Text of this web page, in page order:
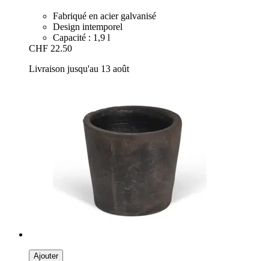
Fabriqué en acier galvanisé
Design intemporel
Capacité : 1,9 l
CHF 22.50
Livraison jusqu'au 13 août
Ajouter